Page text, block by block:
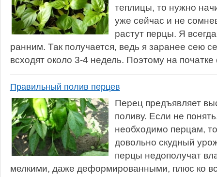
теплицы, то нужно
уже сейчас и не
растут перцы. Я
ранним. Так получается, ведь я заранее сею
всходят около 3-4 недель. Поэтому на
Правильный полив перцев
Перец предъявляет
поливу. Если не
необходимо перцам,
довольно скудный
перцы недополучат
мелкими, даже деформированными, плюс ко